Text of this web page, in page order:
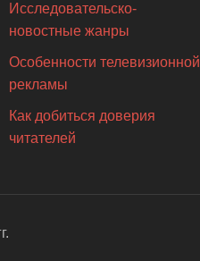
Исследовательско-
новостные жанры
Особенности телевизионной
рекламы
Как добиться доверия
читателей